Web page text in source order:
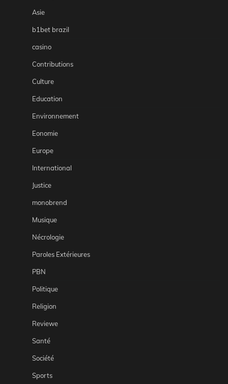
Asie
b1bet brazil
casino
Contributions
Culture
Education
Environnement
Eonomie
Europe
International
Justice
monobrend
Musique
Nécrologie
Paroles Extérieures
PBN
Politique
Religion
Reviewe
Santé
Société
Sports